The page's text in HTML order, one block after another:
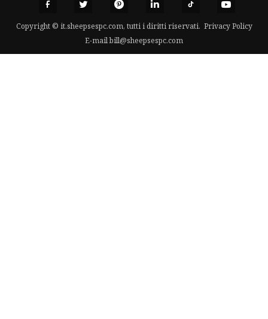
Copyright © it.sheepsespc.com, tutti i diritti riservati. Privacy Policy
E-mailbill@sheepsespc.com